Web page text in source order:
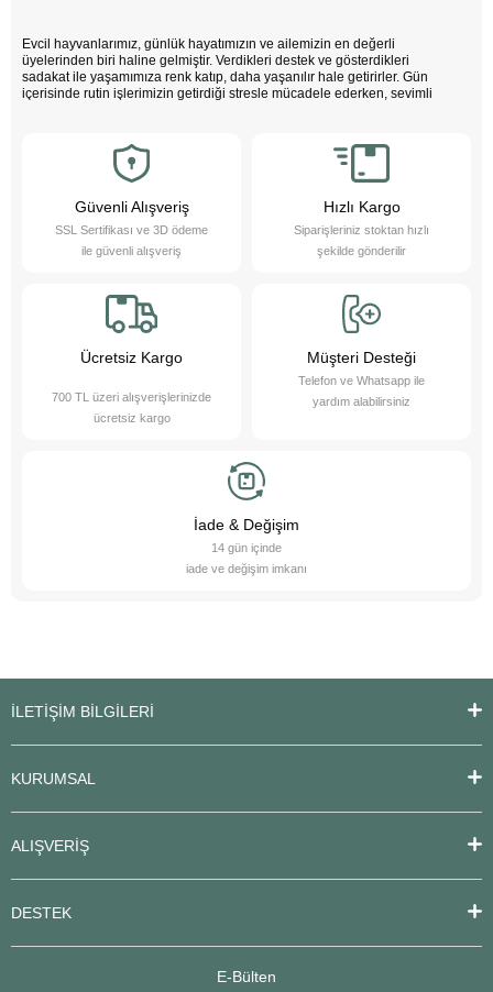
Evcil hayvanlarımız, günlük hayatımızın ve ailemizin en değerli
üyelerinden biri haline gelmiştir. Verdikleri destek ve gösterdikleri
sadakat ile yaşamımıza renk katıp, daha yaşanılır hale getirirler. Gün
içerisinde rutin işlerimizin getirdiği stresle mücadele ederken, sevimli
ve duygusal açıdan güçlü bireyler olurlar.
Evcil hayvanlarımız sayesinde daha sağlıklı bir yaşam süreriz; düzenli
egzersiz yapmamızı teşvik eder ve hayatımızı daha düzenli hale
getirmemize yardımcı olurlar. Bu sevimli dostlarımızı yakından tanımak
Pet Asya Online Petshop olarak, evcil hayvanlarımızın bize sağladığı bu
değerli katkıların farkındayız ve onlara en iyi şekilde hizmet etmek için
bakım ürünleri sunarak destek oluyoruz. Online petshop olarak, evcil
hayvanlarınıza gerekli olan her türlü ürün ve hizmeti hassasiyetle
sağlamaktan gurur duyuyoruz. Bizimle, sevimli dostlarınızın ihtiyaçlarını
karşılayabilir ve onların yaşam kalitesini artırabilirsiniz.
Güvenli Alışveriş
SSL Sertifikası ve 3D ödeme
ile güvenli alışveriş
Hızlı Kargo
Siparişleriniz stoktan hızlı
şekilde gönderilir
Ücretsiz Kargo
700 TL üzeri alışverişlerinizde
ücretsiz kargo
Müşteri Desteği
Telefon ve Whatsapp ile
yardım alabilirsiniz
İade & Değişim
14 gün içinde
iade ve değişim imkanı
İLETİŞİM BİLGİLERİ
KURUMSAL
ALIŞVERİŞ
DESTEK
E-Bülten